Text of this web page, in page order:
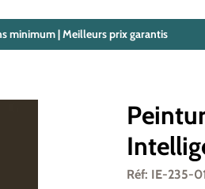
minimum | Meilleurs prix garantis
Réf: IE-235-